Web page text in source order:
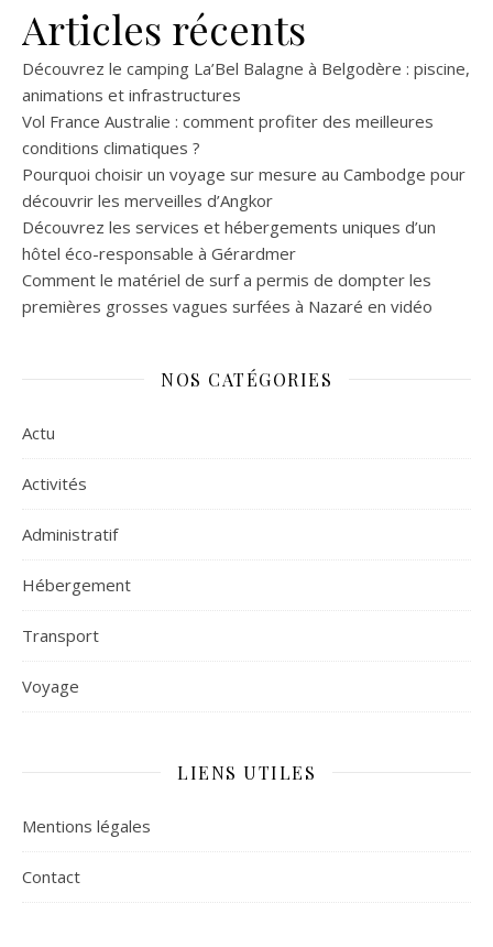
Articles récents
Découvrez le camping La’Bel Balagne à Belgodère : piscine,
animations et infrastructures
Vol France Australie : comment profiter des meilleures
conditions climatiques ?
Pourquoi choisir un voyage sur mesure au Cambodge pour
découvrir les merveilles d’Angkor
Découvrez les services et hébergements uniques d’un
hôtel éco-responsable à Gérardmer
Comment le matériel de surf a permis de dompter les
premières grosses vagues surfées à Nazaré en vidéo
NOS CATÉGORIES
Actu
Activités
Administratif
Hébergement
Transport
Voyage
LIENS UTILES
Mentions légales
Contact